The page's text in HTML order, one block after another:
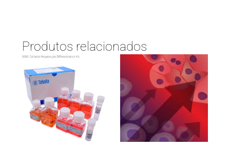
Produtos relacionados